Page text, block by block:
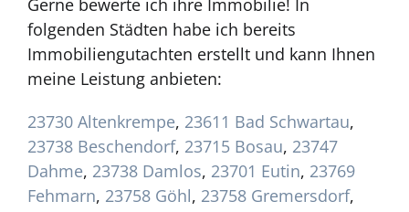
Gerne bewerte ich ihre Immobilie! In
folgenden Städten habe ich bereits
Immobiliengutachten erstellt und kann Ihnen
meine Leistung anbieten:
23730 Altenkrempe, 23611 Bad Schwartau,
23738 Beschendorf, 23715 Bosau, 23747
Dahme, 23738 Damlos, 23701 Eutin, 23769
Fehmarn, 23758 Göhl, 23758 Gremersdorf,